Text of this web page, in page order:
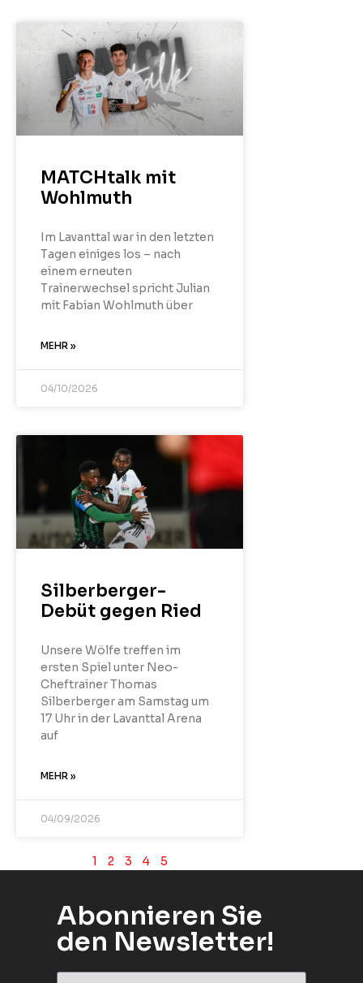
MATCHtalk mit
Wohlmuth
Im Lavanttal war in den letzten
Tagen einiges los – nach
einem erneuten
Trainerwechsel spricht Julian
mit Fabian Wohlmuth über
MEHR »
04/10/2026
Silberberger-
Debüt gegen Ried
Unsere Wölfe treffen im
ersten Spiel unter Neo-
Cheftrainer Thomas
Silberberger am Samstag um
17 Uhr in der Lavanttal Arena
auf
MEHR »
04/09/2026
1 2 3 4 5
Abonnieren Sie
den Newsletter!